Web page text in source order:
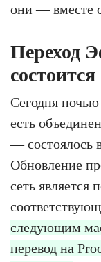
они — вместе
Переход
Сегодня
есть
— состоялось
Обновление
сеть является
следующим
перевод на